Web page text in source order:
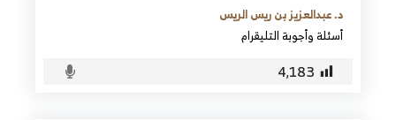
د. عبدالعزيز بن ريس الريس
أسئلة وأجوبة التليقرام
4٬183